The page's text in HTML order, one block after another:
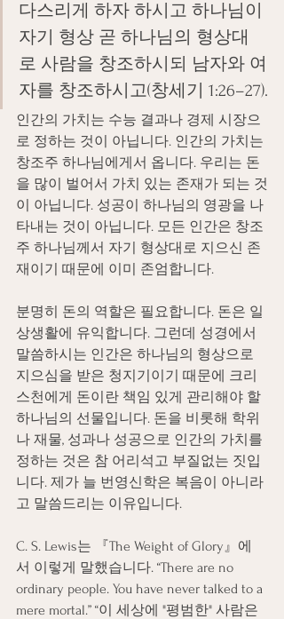
다스리게 하자 하시고 하나님이
자기 형상 곧 하나님의 형상대
로 사람을 창조하시되 남자와 여
자를 창조하시고(창세기 1:26–27).
인간의 가치는 수능 결과나 경제 시장으
로 정하는 것이 아닙니다. 인간의 가치는
창조주 하나님에게서 옵니다. 우리는 돈
을 많이 벌어서 가치 있는 존재가 되는 것
이 아닙니다. 성공이 하나님의 영광을 나
타내는 것이 아닙니다. 모든 인간은 창조
주 하나님께서 자기 형상대로 지으신 존
재이기 때문에 이미 존엄합니다.
분명히 돈의 역할은 필요합니다. 돈은 일
상생활에 유익합니다. 그런데 성경에서
말씀하시는 인간은 하나님의 형상으로
지으심을 받은 청지기이기 때문에 크리
스천에게 돈이란 책임 있게 관리해야 할
하나님의 선물입니다. 돈을 비롯해 학위
나 재물, 성과나 성공으로 인간의 가치를
정하는 것은 참 어리석고 부질없는 짓입
니다. 제가 늘 번영신학은 복음이 아니라
고 말씀드리는 이유입니다.
C. S. Lewis는 『The Weight of Glory』에
서 이렇게 말했습니다. “There are no
ordinary people. You have never talked to a
mere mortal.” “이 세상에 "평범한" 사람은